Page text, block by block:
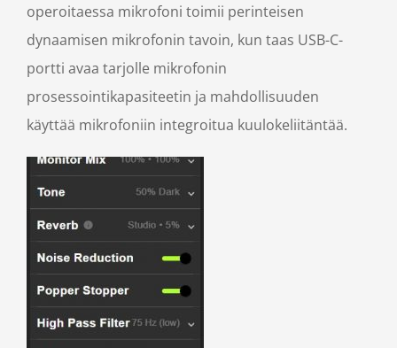
operoitaessa mikrofoni toimii perinteisen
dynaamisen mikrofonin tavoin, kun taas USB-C-
portti avaa tarjolle mikrofonin
prosessointikapasiteetin ja mahdollisuuden
käyttää mikrofoniin integroitua kuulokeliitäntää.